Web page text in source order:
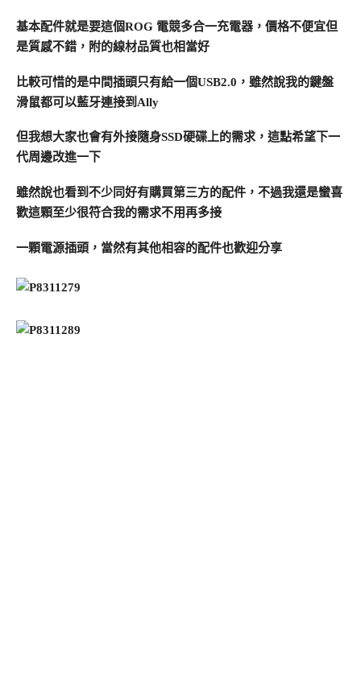
基本配件就是要這個ROG 電競多合一充電器，價格不便宜但
是質感不錯，附的線材品質也相當好
比較可惜的是中間插頭只有給一個USB2.0，雖然說我的鍵盤
滑鼠都可以藍牙連接到Ally
但我想大家也會有外接隨身SSD硬碟上的需求，這點希望下一
代周邊改進一下
雖然說也看到不少同好有購買第三方的配件，不過我還是蠻喜
歡這顆至少很符合我的需求不用再多接
一顆電源插頭，當然有其他相容的配件也歡迎分享